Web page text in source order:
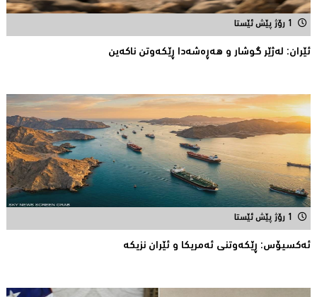
1 رۆژ پێش ئێستا
ئێران: له‌ژێر گوشار و هەڕەشەدا ڕێکەوتن ناکەین
1 رۆژ پێش ئێستا
ئه‌كسیۆس: ڕێكه‌وتنی ئه‌مریكا و ئێران نزیكه‌